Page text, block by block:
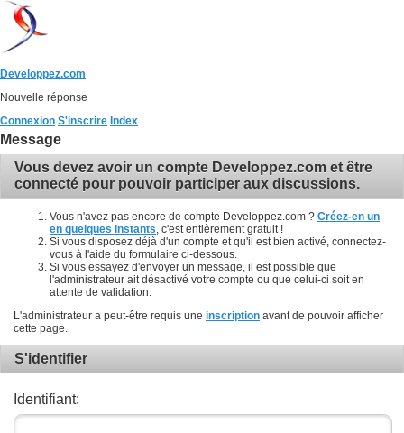
Developpez.com
Nouvelle réponse
Connexion S'inscrire Index
Message
Vous devez avoir un compte Developpez.com et être
connecté pour pouvoir participer aux discussions.
Vous n'avez pas encore de compte Developpez.com ? Créez-en un
en quelques instants , c'est entièrement gratuit !
Si vous disposez déjà d'un compte et qu'il est bien activé, connectez-
vous à l'aide du formulaire ci-dessous.
Si vous essayez d'envoyer un message, il est possible que
l'administrateur ait désactivé votre compte ou que celui-ci soit en
attente de validation.
L'administrateur a peut-être requis une inscription avant de pouvoir afficher
cette page.
S'identifier
Identifiant: